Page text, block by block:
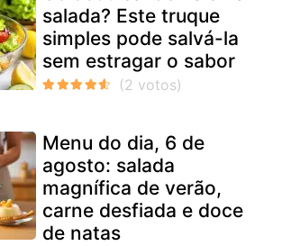
salada? Este truque
simples pode salvá-la
sem estragar o sabor
Menu do dia, 6 de
agosto: salada
magnífica de verão,
carne desfiada e doce
de natas